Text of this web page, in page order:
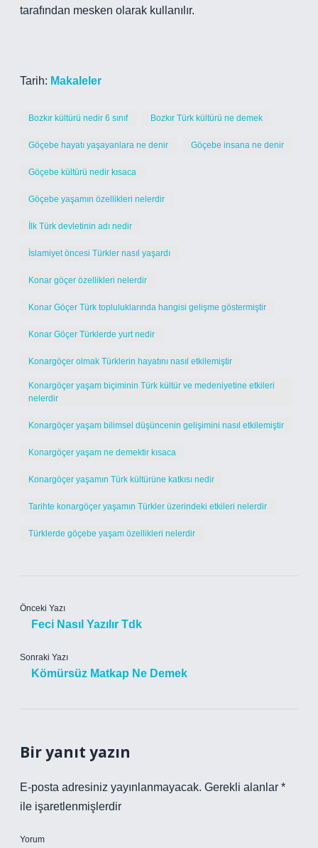
tarafından mesken olarak kullanılır.
Tarih: Makaleler
Bozkır kültürü nedir 6 sınıf Bozkır Türk kültürü ne demek
Göçebe hayatı yaşayanlara ne denir Göçebe insana ne denir
Göçebe kültürü nedir kısaca
Göçebe yaşamın özellikleri nelerdir
İlk Türk devletinin adı nedir
İslamiyet öncesi Türkler nasıl yaşardı
Konar göçer özellikleri nelerdir
Konar Göçer Türk topluluklarında hangisi gelişme göstermiştir
Konar Göçer Türklerde yurt nedir
Konargöçer olmak Türklerin hayatını nasıl etkilemiştir
Konargöçer yaşam biçiminin Türk kültür ve medeniyetine etkileri
nelerdir
Konargöçer yaşam bilimsel düşüncenin gelişimini nasıl etkilemiştir
Konargöçer yaşam ne demektir kısaca
Konargöçer yaşamın Türk kültürüne katkısı nedir
Tarihte konargöçer yaşamın Türkler üzerindeki etkileri nelerdir
Türklerde göçebe yaşam özellikleri nelerdir
Önceki Yazı
Feci Nasıl Yazılır Tdk
Sonraki Yazı
Kömürsüz Matkap Ne Demek
Bir yanıt yazın
E-posta adresiniz yayınlanmayacak. Gerekli alanlar *
ile işaretlenmişlerdir
Yorum